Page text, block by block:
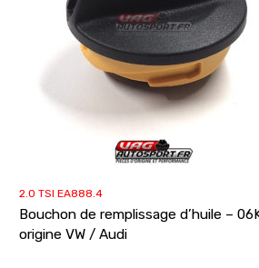
2.0 TSI EA888.4
Bouchon de remplissage d’huile –
origine VW / Audi